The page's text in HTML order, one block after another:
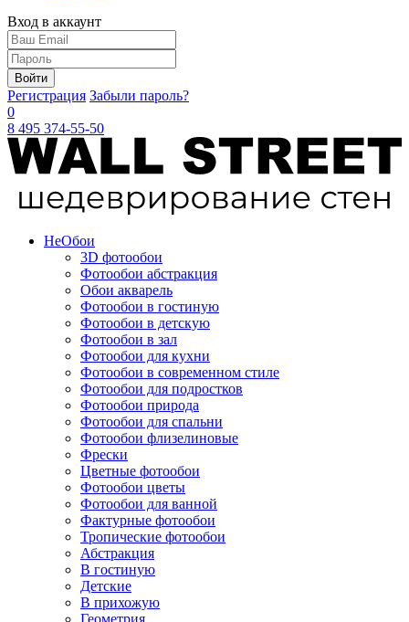
Вход в аккаунт
Войти
Регистрация Забыли пароль?
0
8 495 374-55-50
НеОбои
3D фотообои
Фотообои абстракция
Обои акварель
Фотообои в гостиную
Фотообои в детскую
Фотообои в зал
Фотообои для кухни
Фотообои в современном стиле
Фотообои для подростков
Фотообои природа
Фотообои для спальни
Фотообои флизелиновые
Фрески
Цветные фотообои
Фотообои цветы
Фотообои для ванной
Фактурные фотообои
Тропические фотообои
Абстракция
В гостиную
Детские
В прихожую